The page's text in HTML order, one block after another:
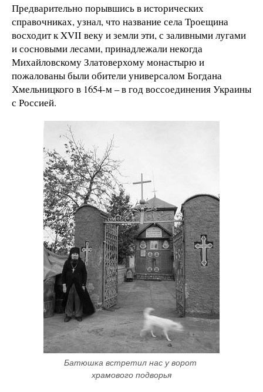
Предварительно порывшись в исторических
справочниках, узнал, что название села Троещина
восходит к XVII веку и земли эти, с заливными лугами
и сосновыми лесами, принадлежали некогда
Михайловскому Златоверхому монастырю и
пожалованы были обители универсалом Богдана
Хмельницкого в 1654-м – в год воссоединения Украины
с Россией.
Батюшка встретил нас у ворот
храмового подворья